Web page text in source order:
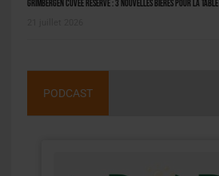
Grimbergen Cuvée Réserve : 3 nouvelles bières pour la table
PODCAST